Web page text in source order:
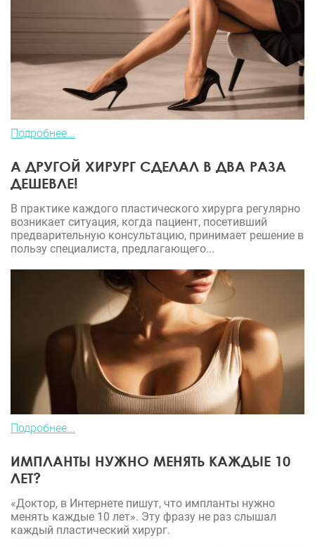
Подробнее...
А ДРУГОЙ ХИРУРГ СДЕЛАЛ В ДВА РАЗА
ДЕШЕВЛЕ!
В практике каждого пластического хирурга регулярно
возникает ситуация, когда пациент, посетивший
предварительную консультацию, принимает решение в
пользу специалиста, предлагающего...
Подробнее...
ИМПЛАНТЫ НУЖНО МЕНЯТЬ КАЖДЫЕ 10
ЛЕТ?
«Доктор, в Интернете пишут, что импланты нужно
менять каждые 10 лет». Эту фразу не раз слышал
каждый пластический хирург.